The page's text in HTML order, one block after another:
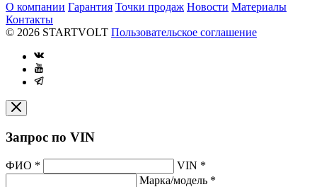
О компании Гарантия Точки продаж Новости Материалы
Контакты
© 2026 STARTVOLT Пользовательское соглашение
Запрос по VIN
ФИО * VIN *
Марка/модель *